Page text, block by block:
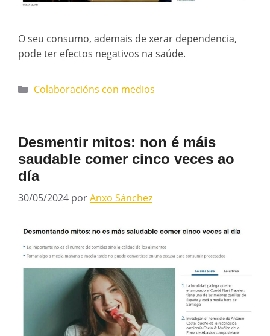
O seu consumo, ademais de xerar dependencia,
pode ter efectos negativos na saúde.
Colaboracións con medios
Desmentir mitos: non é máis
saudable comer cinco veces ao
día
30/05/2024 porAnxo Sánchez